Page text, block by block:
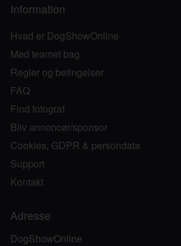
Information
Hvad er DogShowOnline
Mød teamet bag
Regler og betingelser
FAQ
Find fotograf
Bliv annoncør/sponsor
Cookies, GDPR & persondata
Support
Kontakt
Adresse
DogShowOnline